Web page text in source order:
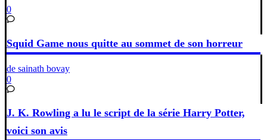
0
Squid Game nous quitte au sommet de son horreur
de sainath bovay
0
J. K. Rowling a lu le script de la série Harry Potter,
voici son avis